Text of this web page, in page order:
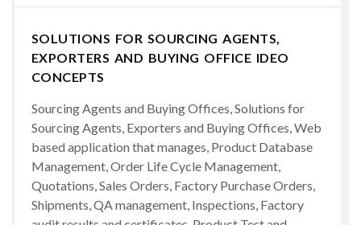
SOLUTIONS FOR SOURCING AGENTS,
EXPORTERS AND BUYING OFFICE IDEO
CONCEPTS
Sourcing Agents and Buying Offices, Solutions for
Sourcing Agents, Exporters and Buying Offices, Web
based application that manages, Product Database
Management, Order Life Cycle Management,
Quotations, Sales Orders, Factory Purchase Orders,
Shipments, QA management, Inspections, Factory